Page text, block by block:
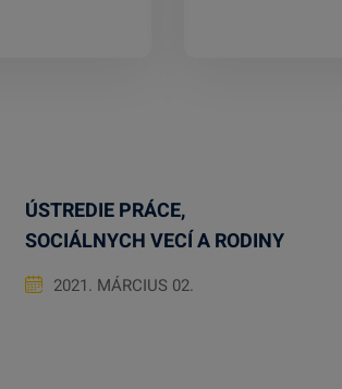
ÚSTREDIE PRÁCE,
SOCIÁLNYCH VECÍ A RODINY
2021. MÁRCIUS 02.